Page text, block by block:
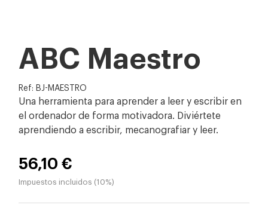
ABC Maestro
Ref: BJ-MAESTRO
Una herramienta para aprender a leer y escribir en
el ordenador de forma motivadora. Diviértete
aprendiendo a escribir, mecanografiar y leer.
56,10 €
Impuestos incluidos (10%)